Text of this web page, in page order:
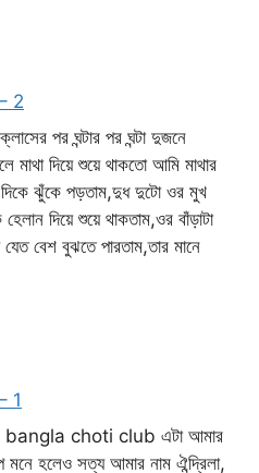
– 2
পর ঘন্টার পর ঘন্টা দুজনে
মাথা দিয়ে শুয়ে থাকতো আমি মাথার
দিকে ঝুঁকে পড়তাম,দুধ দুটো ওর মুখ
দিয়ে শুয়ে থাকতাম,ওর বাঁড়াটা
বেশ বুঝতে পারতাম,তার মানে
1
নয়, bangla choti club এটা আমার
মনে হলেও সত্য আমার নাম ঐন্দ্রিলা,